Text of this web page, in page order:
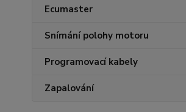
Ecumaster
Snímání polohy motoru
Programovací kabely
Zapalování